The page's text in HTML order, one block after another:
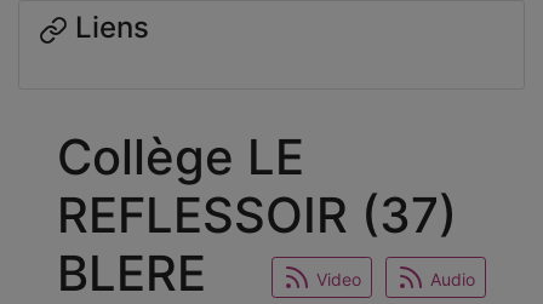
Collège LE
REFLESSOIR (37)
BLERE
Video Audio
Liens